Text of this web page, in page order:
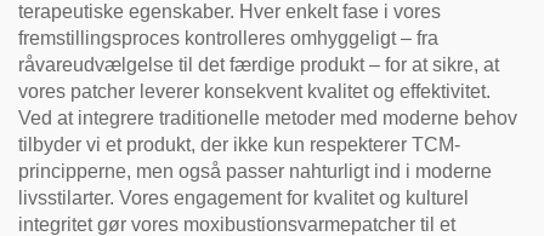
terapeutiske egenskaber. Hver enkelt fase i vores
fremstillingsproces kontrolleres omhyggeligt – fra
råvareudvælgelse til det færdige produkt – for at sikre, at
vores patcher leverer konsekvent kvalitet og effektivitet.
Ved at integrere traditionelle metoder med moderne behov
tilbyder vi et produkt, der ikke kun respekterer TCM-
principperne, men også passer nahturligt ind i moderne
livsstilarter. Vores engagement for kvalitet og kulturel
integritet gør vores moxibustionsvarmepatcher til et